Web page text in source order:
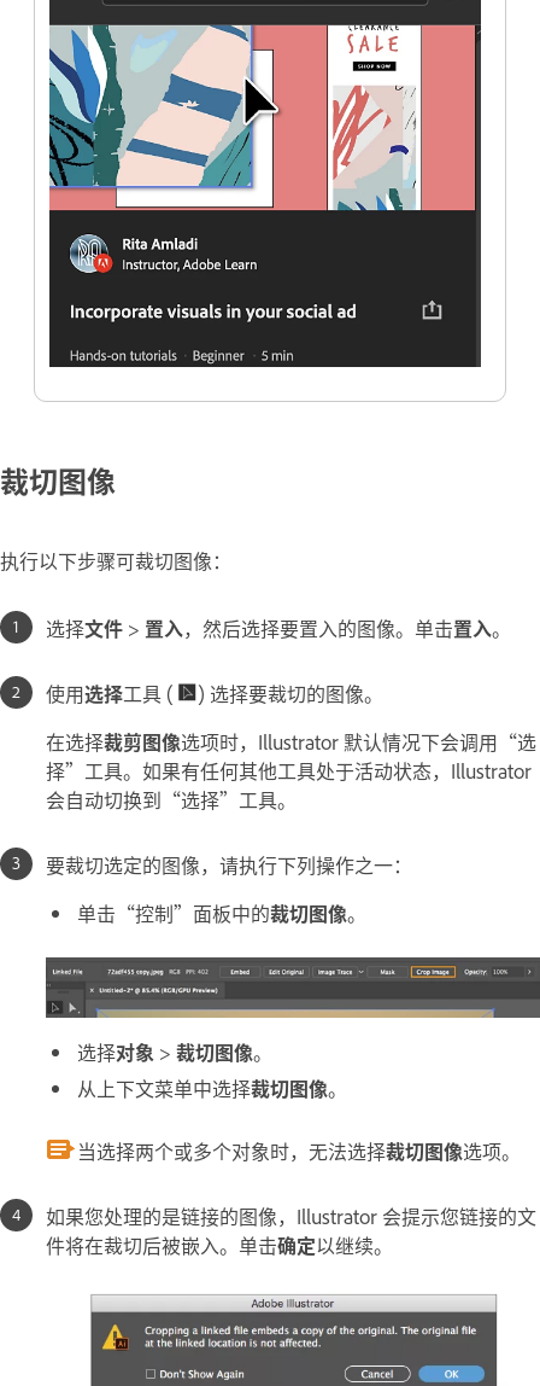
裁切图像
执行以下步骤可裁切图像：
选择文件 > 置入，然后选择要置入的图像。单击置入。
使用选择工具 (
) 选择要裁切的图像。
在选择裁剪图像选项时，Illustrator 默认情况下会调用“选
择”工具。如果有任何其他工具处于活动状态，Illustrator
会自动切换到“选择”工具。
要裁切选定的图像，请执行下列操作之一：
单击“控制”面板中的裁切图像。
选择对象 > 裁切图像。
从上下文菜单中选择裁切图像。
当选择两个或多个对象时，无法选择裁切图像选项。
如果您处理的是链接的图像，Illustrator 会提示您链接的文
件将在裁切后被嵌入。单击确定以继续。